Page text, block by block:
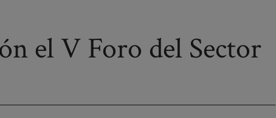
el V Foro del Sector